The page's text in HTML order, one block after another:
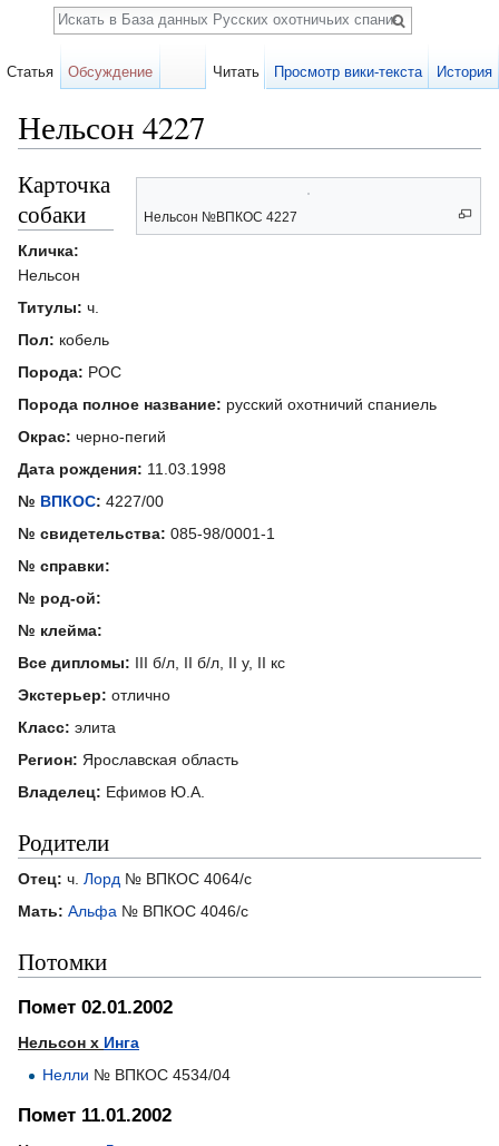
Нельсон 4227
Нельсон №ВПКОС 4227
Карточка
собаки
Кличка:
Нельсон
Титулы: ч.
Пол: кобель
Порода: РОС
Порода полное название: русский охотничий спаниель
Окрас: черно-пегий
Дата рождения: 11.03.1998
№ ВПКОС: 4227/00
№ свидетельства: 085-98/0001-1
№ справки:
№ род-ой:
№ клейма:
Все дипломы: III б/л, II б/л, II у, II кс
Экстерьер: отлично
Класс: элита
Регион: Ярославская область
Владелец: Ефимов Ю.А.
Родители
Отец: ч. Лорд № ВПКОС 4064/с
Мать: Альфа № ВПКОС 4046/с
Потомки
Помет 02.01.2002
Нельсон х Инга
Нелли № ВПКОС 4534/04
Помет 11.01.2002
Статья Обсуждение Читать Просмотр вики-текста История
Поиск